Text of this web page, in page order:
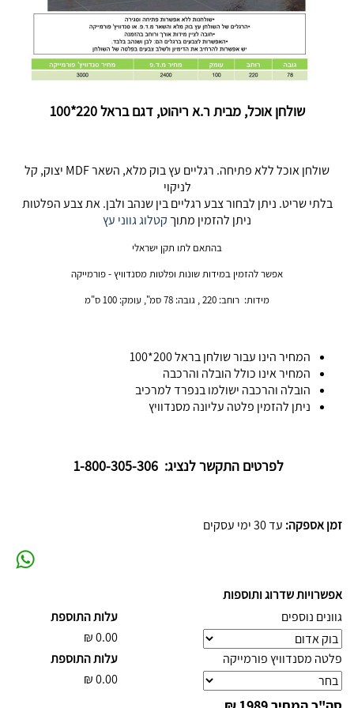
שולחן אוכל, מבית ר.א ריהוט, דגם בראל 220*100
שולחן אוכל ללא פתיחה. רגליים עץ בוק מלא, השאר MDF יצוק, קל
לניקוי
בלתי שריט. ניתן לבחור צבע רגליים בין שנהב ולבן. את צבע הפלטות
ניתן להזמין מתוךקטלוג גווני עץ
בהתאם לתו תקן ישראלי
אפשר להזמין במידות שונות ופלטות מסנדוויץ - פורמייקה
מידות: רוחב: 220 , גובה: 78 סמ", עומק: 100 ס"מ
המחיר הינו עבור שולחן בראל 200*100
המחיר אינו כולל הובלה והרכבה
הובלה והרכבה ישולמו בנפרד למרכיב
ניתן להזמין פלטה עליונה מסנדוויץ
לפרטים התקשר לנציג: 1-800-305-306
זמן אספקה: עד 30 ימי עסקים
אפשרויות שדרוג ותוספות
גוונים נוספים
עלות התוספת
0.00
₪
פלטה מסנדוויץ פורמייקה
עלות התוספת
0.00
₪